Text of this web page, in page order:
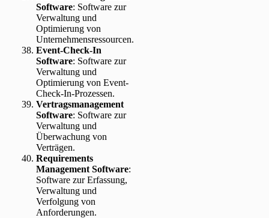
Software: Software zur
Verwaltung und
Optimierung von
Unternehmensressourcen.
Event-Check-In
Software: Software zur
Verwaltung und
Optimierung von Event-
Check-In-Prozessen.
Vertragsmanagement
Software: Software zur
Verwaltung und
Überwachung von
Verträgen.
Requirements
Management Software:
Software zur Erfassung,
Verwaltung und
Verfolgung von
Anforderungen.